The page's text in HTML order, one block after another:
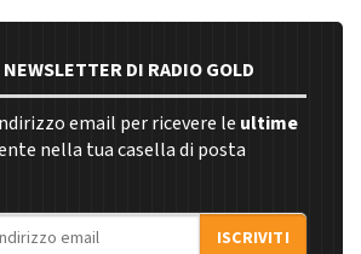
DI RADIO GOLD
email per ricevere le ultime
nella tua casella di posta
ISCRIVITI